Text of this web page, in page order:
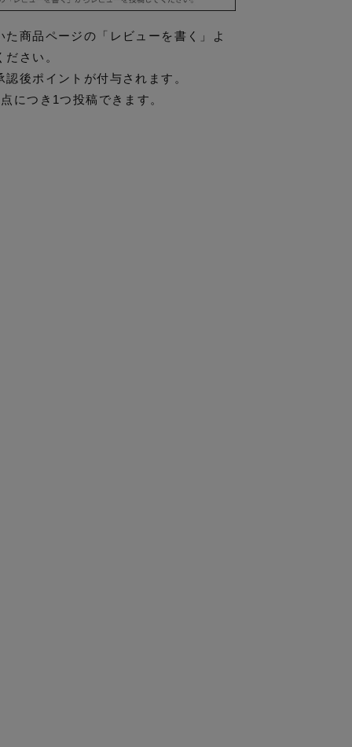
商品ページの「レビューを書く」よ
さい。
後ポイントが付与されます。
につき1つ投稿できます。